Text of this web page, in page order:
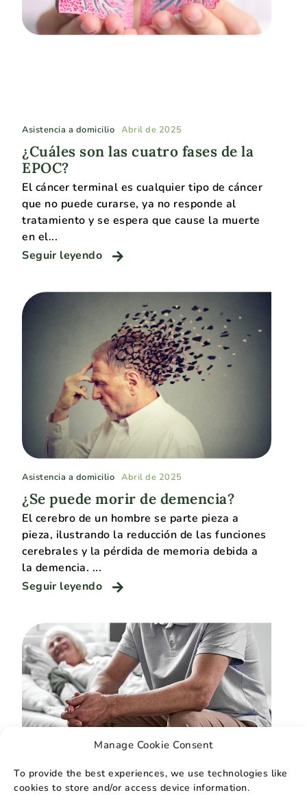
Manage Cookie Consent
To provide the best experiences, we use technologies like
cookies to store and/or access device information.
Asistencia a domicilio Abril de 2025
¿Cuáles son las cuatro fases de la
EPOC?
El cáncer terminal es cualquier tipo de cáncer
que no puede curarse, ya no responde al
tratamiento y se espera que cause la muerte
en el...
Seguir leyendo
Asistencia a domicilio Abril de 2025
¿Se puede morir de demencia?
El cerebro de un hombre se parte pieza a
pieza, ilustrando la reducción de las funciones
cerebrales y la pérdida de memoria debida a
la demencia. ...
Seguir leyendo